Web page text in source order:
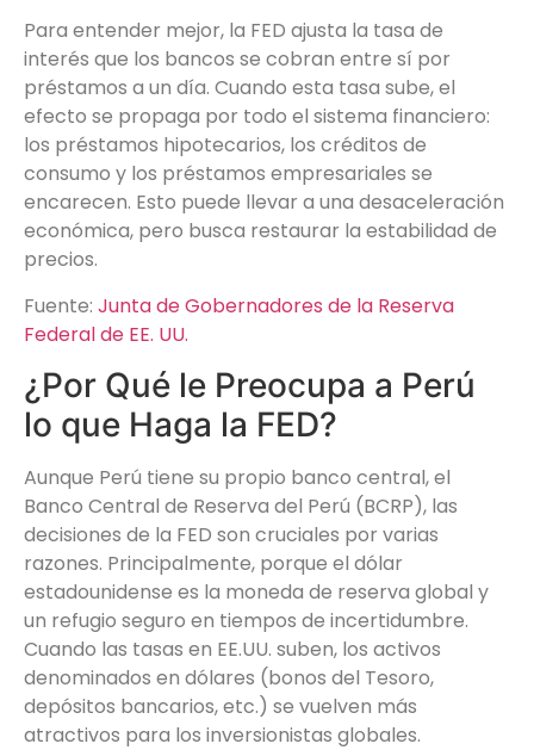
Para entender mejor, la FED ajusta la tasa de
interés que los bancos se cobran entre sí por
préstamos a un día. Cuando esta tasa sube, el
efecto se propaga por todo el sistema financiero:
los préstamos hipotecarios, los créditos de
consumo y los préstamos empresariales se
encarecen. Esto puede llevar a una desaceleración
económica, pero busca restaurar la estabilidad de
precios.
Fuente: Junta de Gobernadores de la Reserva
Federal de EE. UU.
¿Por Qué le Preocupa a Perú
lo que Haga la FED?
Aunque Perú tiene su propio banco central, el
Banco Central de Reserva del Perú (BCRP), las
decisiones de la FED son cruciales por varias
razones. Principalmente, porque el dólar
estadounidense es la moneda de reserva global y
un refugio seguro en tiempos de incertidumbre.
Cuando las tasas en EE.UU. suben, los activos
denominados en dólares (bonos del Tesoro,
depósitos bancarios, etc.) se vuelven más
atractivos para los inversionistas globales.